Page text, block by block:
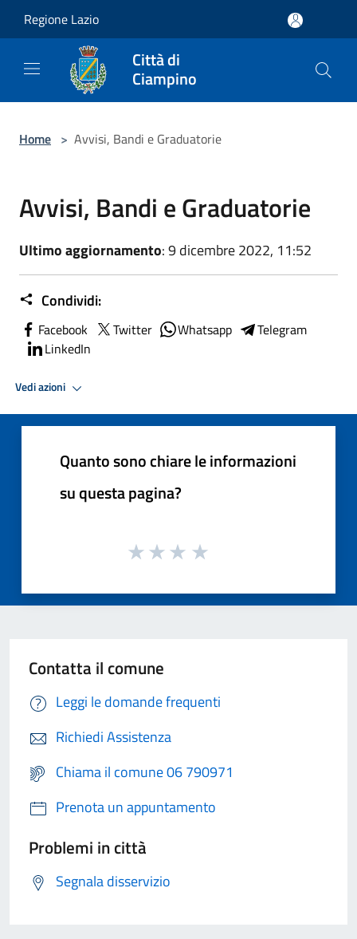
Regione Lazio
Città di
Ciampino
Home > Avvisi, Bandi e Graduatorie
Avvisi, Bandi e Graduatorie
Ultimo aggiornamento: 9 dicembre 2022, 11:52
Condividi:
Facebook Twitter Whatsapp
Telegram
LinkedIn
Vedi azioni
Quanto sono chiare le informazioni
su questa pagina?
Contatta il comune
Leggi le domande frequenti
Richiedi Assistenza
Chiama il comune 06 790971
Prenota un appuntamento
Problemi in città
Segnala disservizio